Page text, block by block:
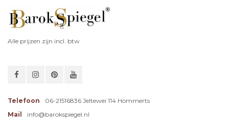
Alle prijzen zijn incl. btw
Telefoon
06-21516836 Jeltewei 114 Hommerts
Mail
info@barokspiegel.nl